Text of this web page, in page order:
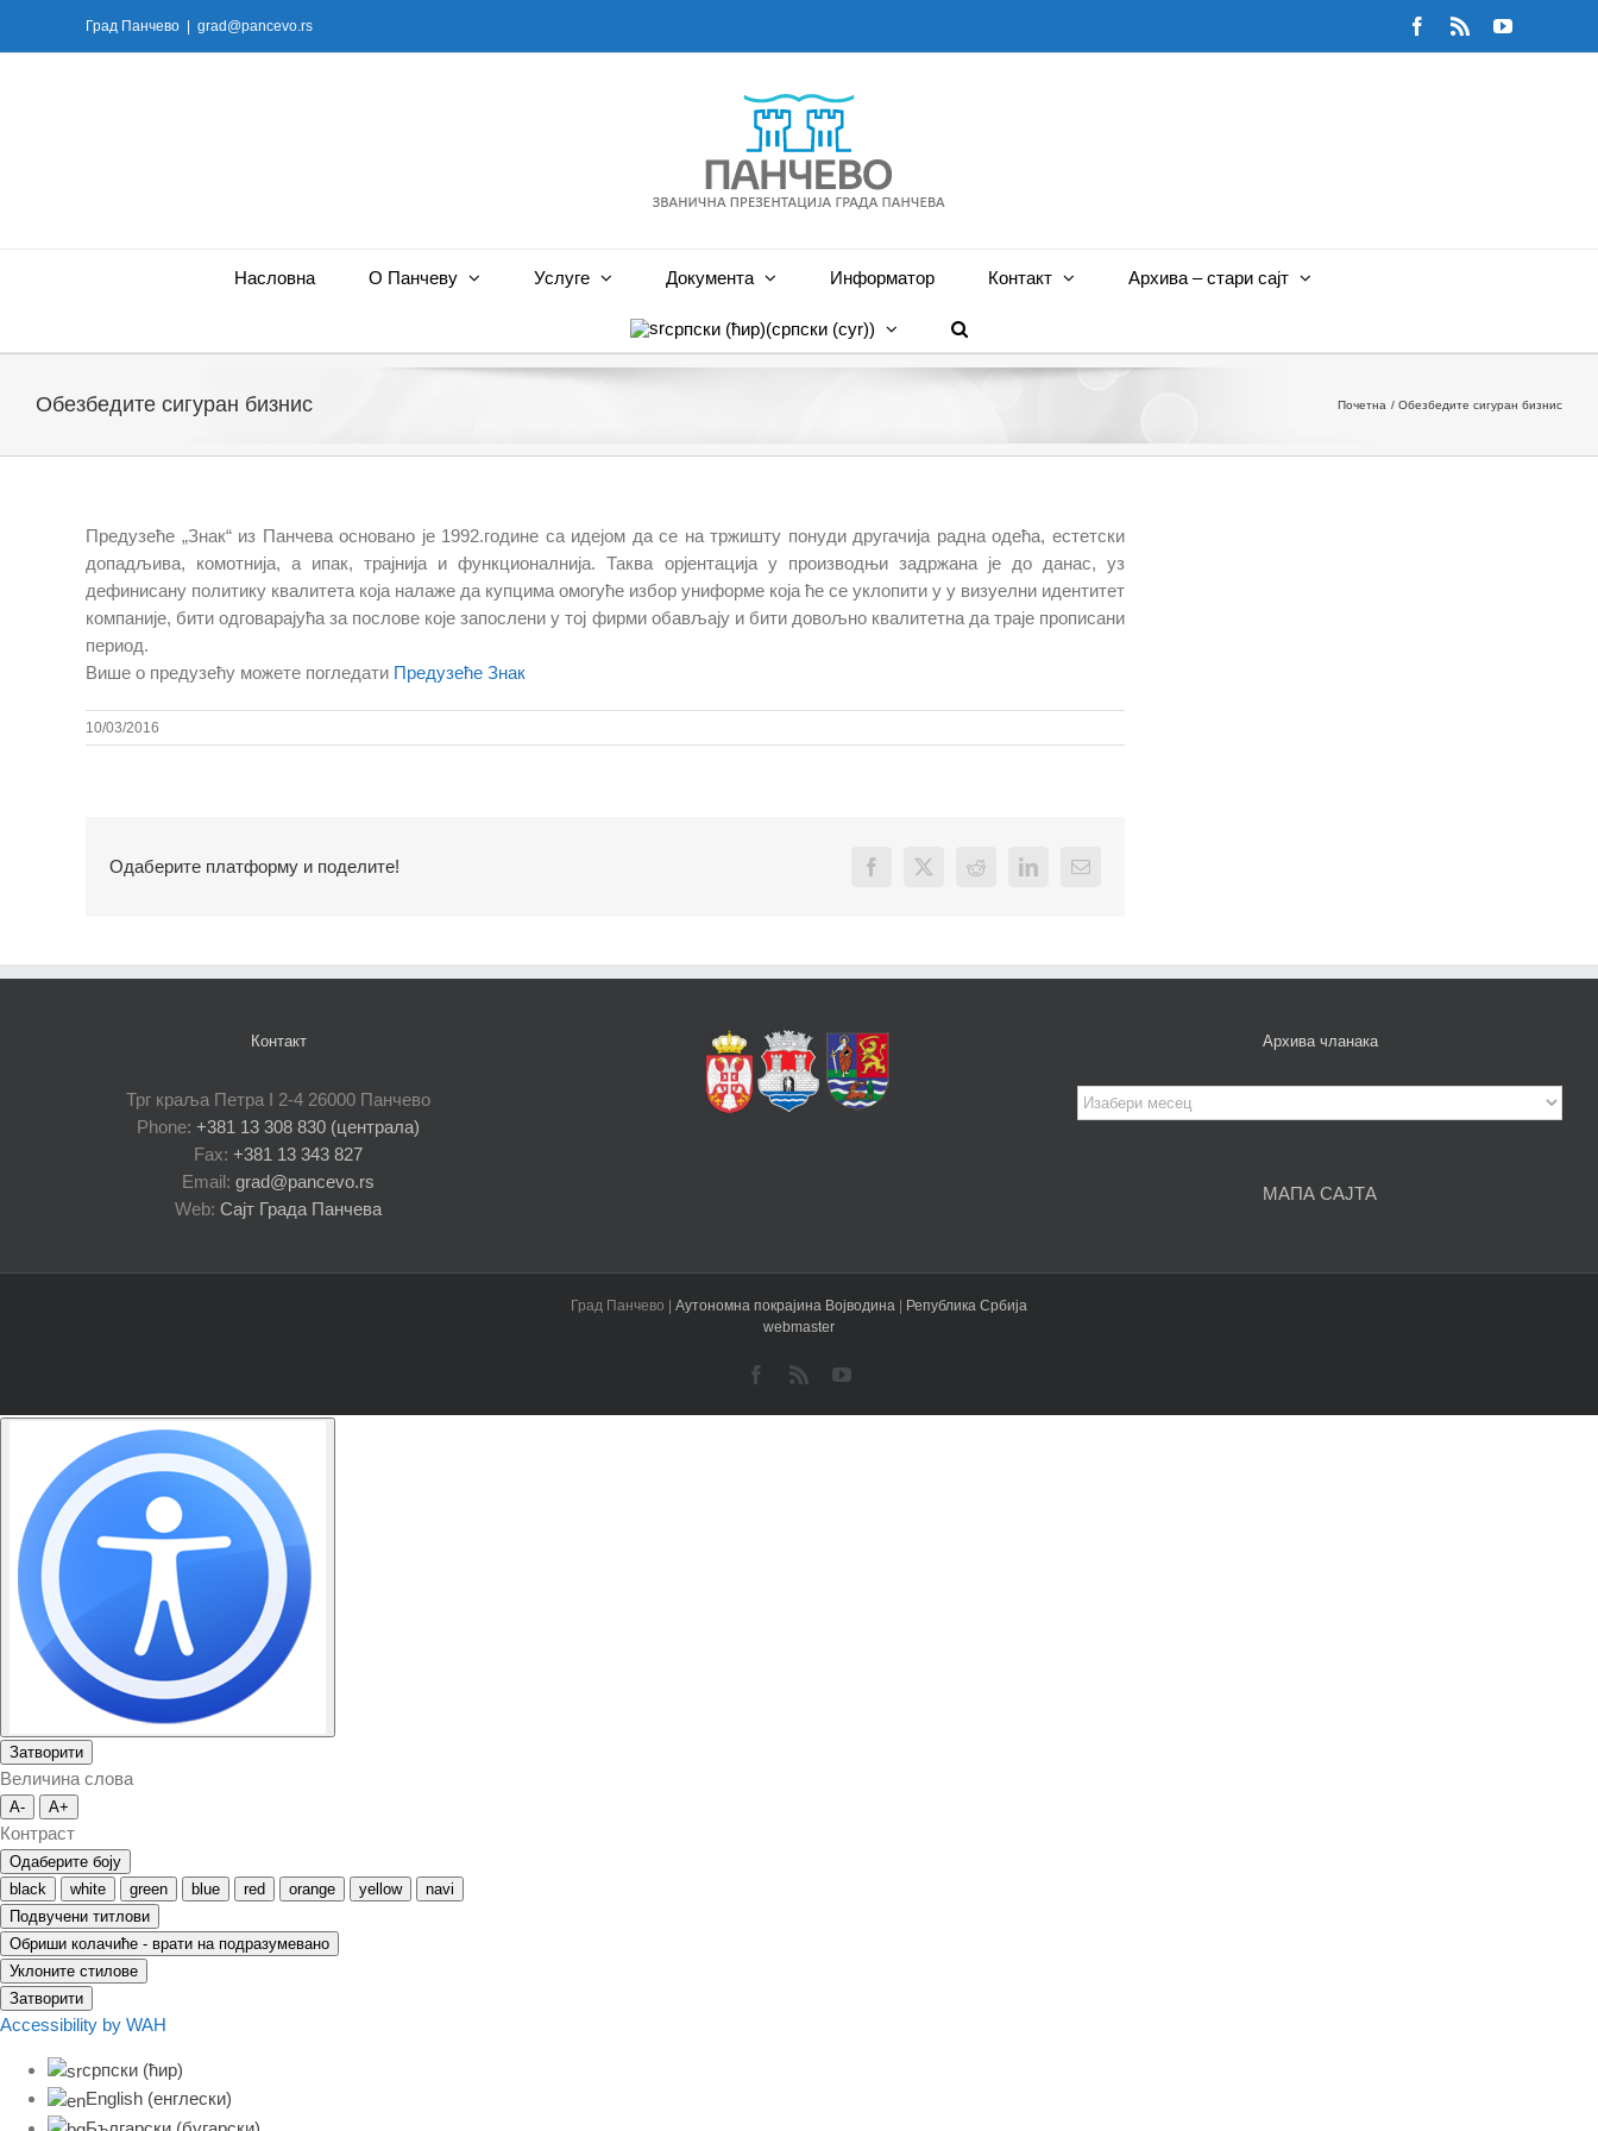
Град Панчево grad@pancevo.rs Facebook
Rss YouTube
Насловна О Панчеву Услуге Документа Информатор Контакт Архива – стари сајт
српски (ћир)(српски (cyr))
Обезбедите сигуран бизнис Почетна Обезбедите сигуран бизнис
Предузеће „Знак“ из Панчева основано је 1992.године са идејом да се на тржишту понуди другачија радна одећа, естетски
допадљива, комотнија, а ипак, трајнија и функционалнија. Таква орјентација у производњи задржана је до данас, уз
дефинисану политику квалитета која налаже да купцима омогуће избор униформе која ће се уклопити у у визуелни идентитет
компаније, бити одговарајућа за послове које запослени у тој фирми обављају и бити довољно квалитетна да траје прописани
период.
Више о предузећу можете погледати Предузеће Знак
10/03/2016
Одаберите платформу и поделите! Facebook
X Reddit LinkedInEmail
Контакт
Трг краља Петра I 2-4 26000 Панчево
Phone: +381 13 308 830 (централа)
Fax: +381 13 343 827
Email: grad@pancevo.rs
Web: Сајт Града Панчева
Архива чланака
Архива
чланака
МАПА САЈТА
Град Панчево | Аутономна покрајина Војводина | Република Србија
webmaster
Facebook
Rss YouTube
Затворити
Величина слова
A- A+
Контраст
Одаберите боју
black
white green blue red orange yellow
navi
Подвучени титлови
Обриши колачиће - врати на подразумевано
Уклоните стилове
Затворити
Accessibility by WAH
српски (ћир)
English (енглески)